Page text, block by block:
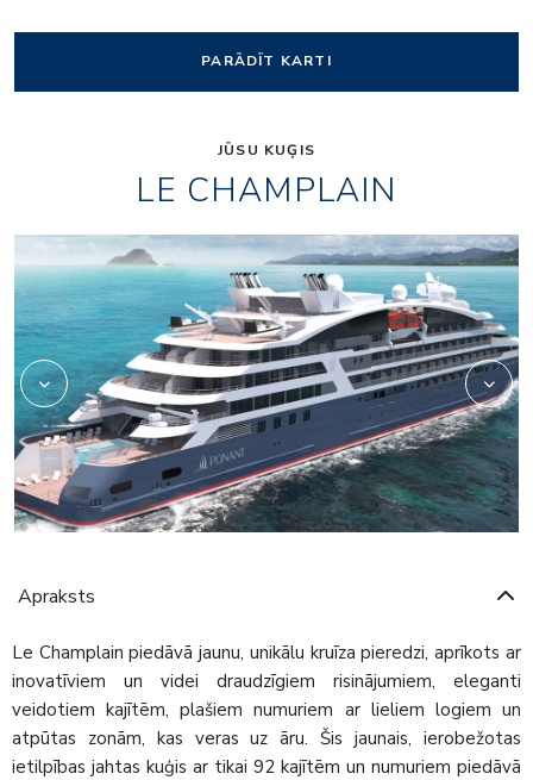
PARĀDĪT KARTI
JŪSU KUĢIS
LE CHAMPLAIN
2975713
Apraksts
Le Champlain piedāvā jaunu, unikālu kruīza pieredzi, aprīkots ar
inovatīviem un videi draudzīgiem risinājumiem, eleganti
veidotiem kajītēm, plašiem numuriem ar lieliem logiem un
atpūtas zonām, kas veras uz āru. Šis jaunais, ierobežotas
ietilpības jahtas kuģis ar tikai 92 kajītēm un numuriem piedāvā